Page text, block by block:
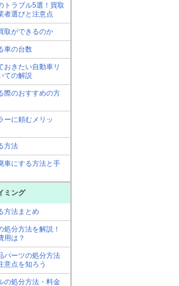
トラブル5選！買取
者選びと注意点
取ができるのか
車の台数
おきたい自動車リ
ての解説
際のおすすめの方
ーに頼むメリッ
方法
車にする方法と手
ミング
方法まとめ
処分方法を解説！
用は？
パーツの処分方法
意点を知ろう
の処分方法・料金